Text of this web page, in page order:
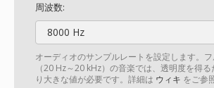
周波数:
8000 Hz
オーディオのサンプルレートを設定します。
（20 Hz～20 kHz）の音楽では、透明度を得
り大きな値が必要です。詳細は ウィキ をご参